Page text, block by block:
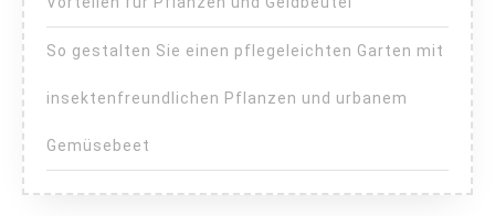
So gestalten Sie einen pflegeleichten Garten mit
insektenfreundlichen Pflanzen und urbanem
Gemüsebeet